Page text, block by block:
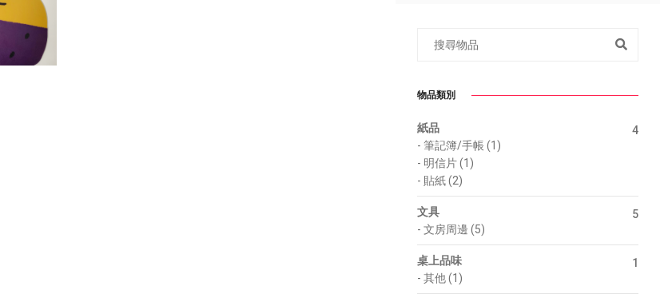
物品類別
紙品
4
- 筆記簿/手帳 (1)
- 明信片 (1)
- 貼紙 (2)
文具
5
- 文房周邊 (5)
桌上品味
1
- 其他 (1)